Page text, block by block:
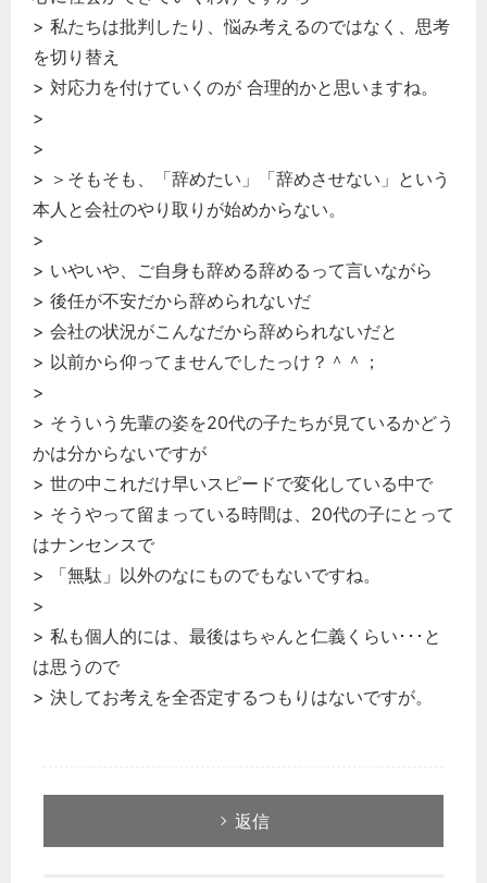
> 私たちは批判したり、悩み考えるのではなく、思考
を切り替え
> 対応力を付けていくのが 合理的かと思いますね。
>
>
> ＞そもそも、「辞めたい」「辞めさせない」という
本人と会社のやり取りが始めからない。
>
> いやいや、ご自身も辞める辞めるって言いながら
> 後任が不安だから辞められないだ
> 会社の状況がこんなだから辞められないだと
> 以前から仰ってませんでしたっけ？＾＾；
>
> そういう先輩の姿を20代の子たちが見ているかどう
かは分からないですが
> 世の中これだけ早いスピードで変化している中で
> そうやって留まっている時間は、20代の子にとって
はナンセンスで
> 「無駄」以外のなにものでもないですね。
>
> 私も個人的には、最後はちゃんと仁義くらい･･･と
は思うので
> 決してお考えを全否定するつもりはないですが。
返信